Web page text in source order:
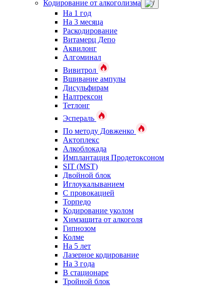
Кодирование от алкоголизма
На 1 год
На 3 месяца
Раскодирование
Витамерц Депо
Аквилонг
Алгоминал
Вивитрол
Вшивание ампулы
Дисульфирам
Налтрексон
Тетлонг
Эспераль
По методу Довженко
Актоплекс
Алкоблокада
Имплантация Продетоксоном
SIT (MST)
Двойной блок
Иглоукалыванием
С провокацией
Торпедо
Кодирование уколом
Химзащита от алкоголя
Гипнозом
Колме
На 5 лет
Лазерное кодирование
На 3 года
В стационаре
Тройной блок